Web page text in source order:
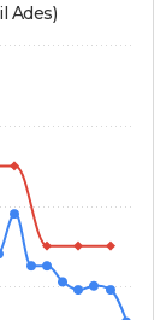
Ades)